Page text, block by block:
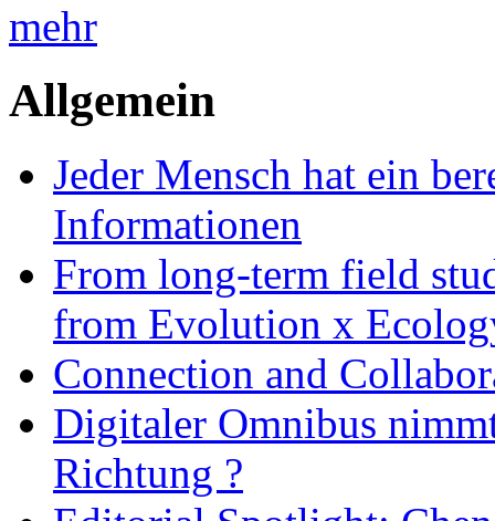
mehr
Allgemein
Jeder Mensch hat ein
Informationen
From long-term field
from Evolution x
Connection and
Digitaler Omnibus
Richtung ?